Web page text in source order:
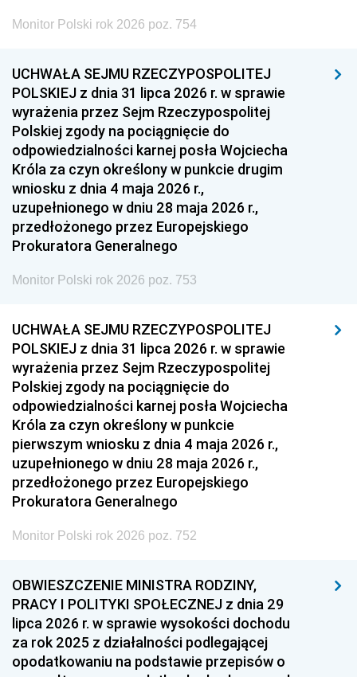
Monitor Polski rok 2026 poz. 754
UCHWAŁA SEJMU RZECZYPOSPOLITEJ
POLSKIEJ z dnia 31 lipca 2026 r. w sprawie
wyrażenia przez Sejm Rzeczypospolitej
Polskiej zgody na pociągnięcie do
odpowiedzialności karnej posła Wojciecha
Króla za czyn określony w punkcie drugim
wniosku z dnia 4 maja 2026 r.,
uzupełnionego w dniu 28 maja 2026 r.,
przedłożonego przez Europejskiego
Prokuratora Generalnego
Monitor Polski rok 2026 poz. 753
UCHWAŁA SEJMU RZECZYPOSPOLITEJ
POLSKIEJ z dnia 31 lipca 2026 r. w sprawie
wyrażenia przez Sejm Rzeczypospolitej
Polskiej zgody na pociągnięcie do
odpowiedzialności karnej posła Wojciecha
Króla za czyn określony w punkcie
pierwszym wniosku z dnia 4 maja 2026 r.,
uzupełnionego w dniu 28 maja 2026 r.,
przedłożonego przez Europejskiego
Prokuratora Generalnego
Monitor Polski rok 2026 poz. 752
OBWIESZCZENIE MINISTRA RODZINY,
PRACY I POLITYKI SPOŁECZNEJ z dnia 29
lipca 2026 r. w sprawie wysokości dochodu
za rok 2025 z działalności podlegającej
opodatkowaniu na podstawie przepisów o